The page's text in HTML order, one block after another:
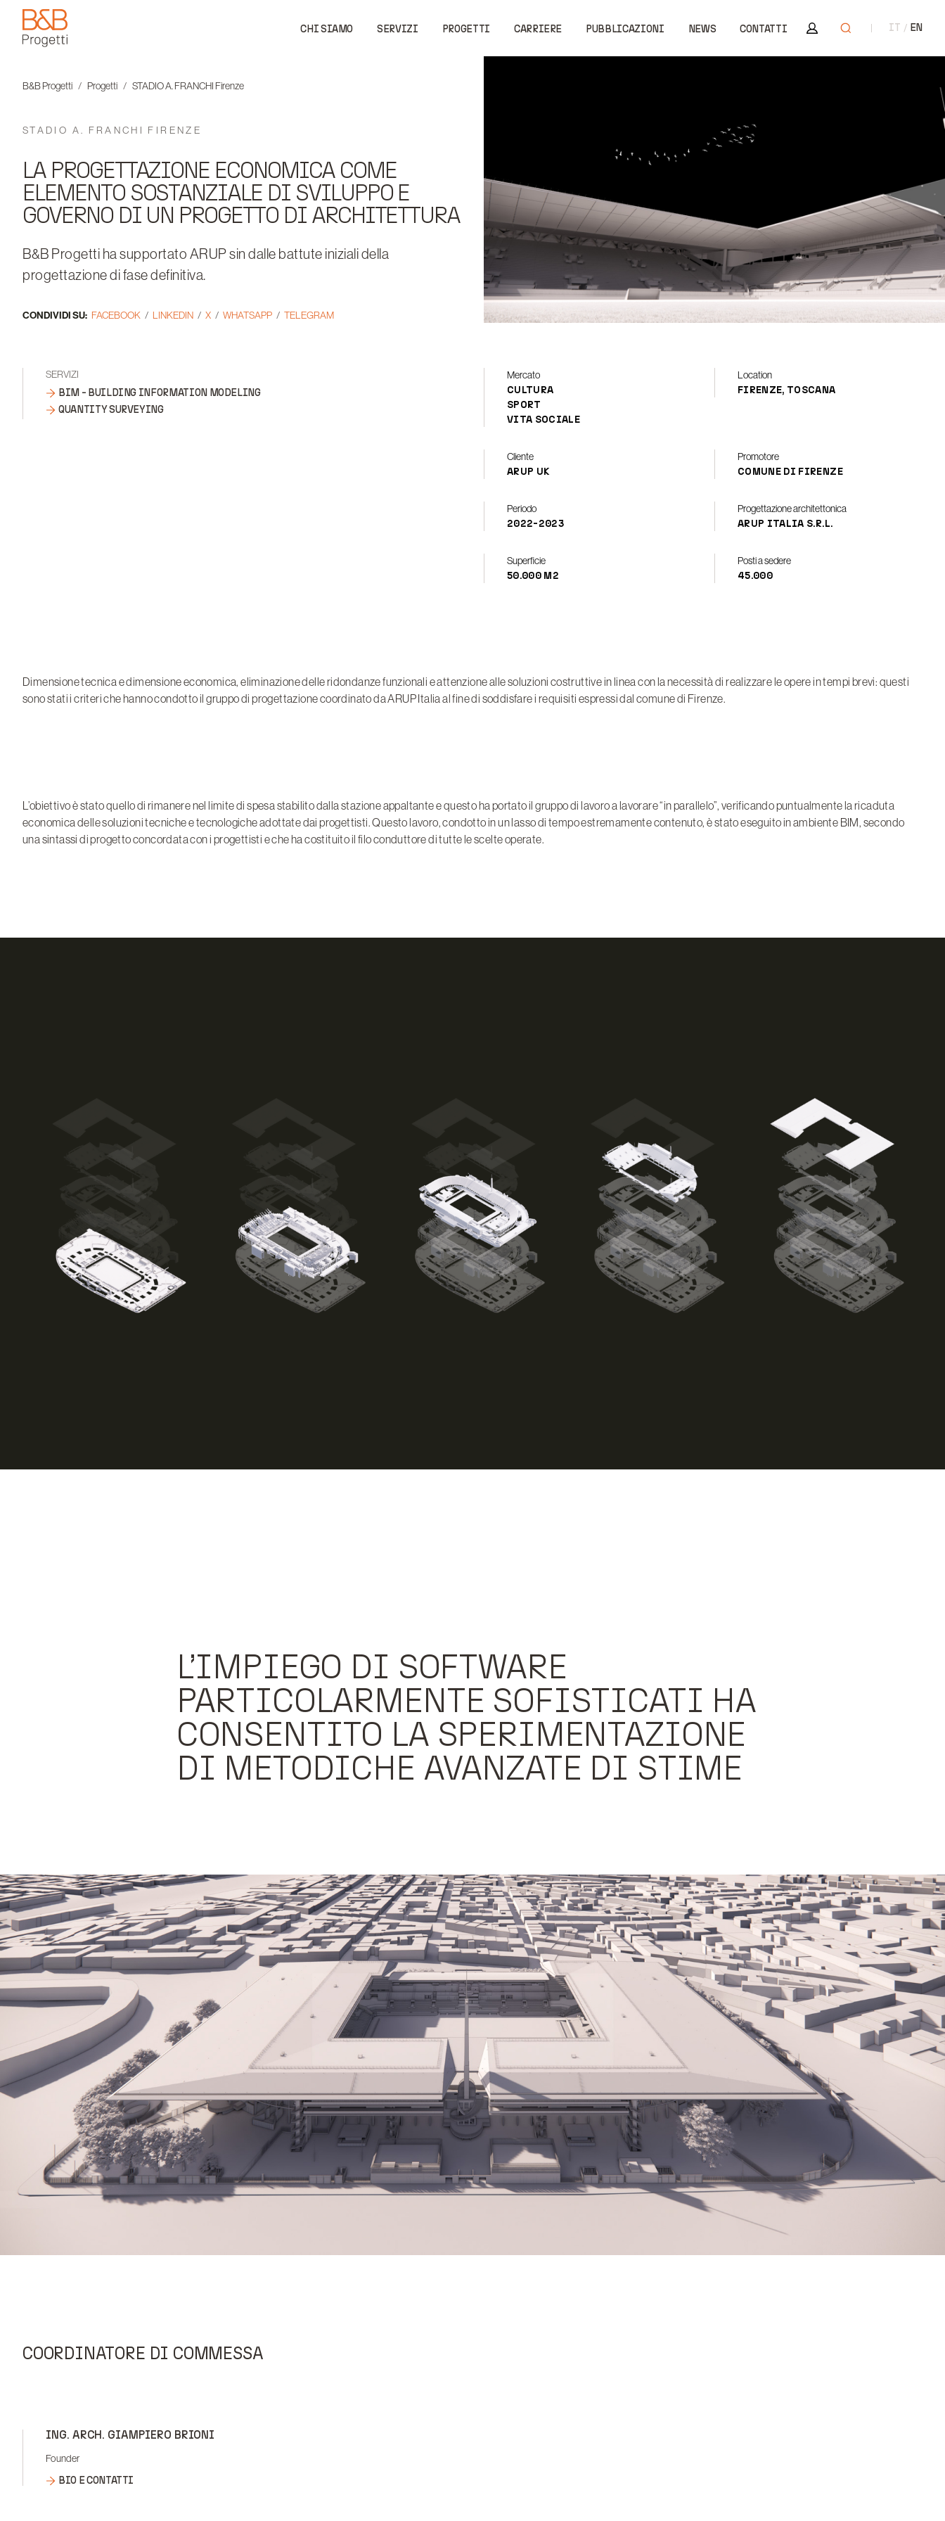
B&B Progetti
CHI SIAMO SERVIZI PROGETTI CARRIERE PUBBLICAZIONI NEWS CONTATTI Area riservata IT EN
Apri ricerca
B&B Progetti Progetti STADIO A. FRANCHI Firenze
STADIO A. FRANCHI FIRENZE
LA PROGETTAZIONE ECONOMICA COME
ELEMENTO SOSTANZIALE DI SVILUPPO E
GOVERNO DI UN PROGETTO DI ARCHITETTURA
B&B Progetti ha supportato ARUP sin dalle battute iniziali della
progettazione di fase definitiva.
CONDIVIDI SU: FACEBOOK LINKEDIN X WHATSAPP TELEGRAM
SERVIZI
BIM - BUILDING INFORMATION MODELING
QUANTITY SURVEYING
Mercato
CULTURA
SPORT
VITA SOCIALE
Location
FIRENZE, TOSCANA
Cliente
ARUP UK
Promotore
COMUNE DI FIRENZE
Periodo
2022-2023
Progettazione architettonica
ARUP ITALIA S.R.L.
Superficie
50.000 M2
Posti a sedere
45.000
Dimensione tecnica e dimensione economica, eliminazione delle ridondanze funzionali e attenzione alle soluzioni costruttive in linea con la necessità di realizzare le opere in tempi brevi: questi
sono stati i criteri che hanno condotto il gruppo di progettazione coordinato da ARUP Italia al fine di soddisfare i requisiti espressi dal comune di Firenze.
L’obiettivo è stato quello di rimanere nel limite di spesa stabilito dalla stazione appaltante e questo ha portato il gruppo di lavoro a lavorare “in parallelo”, verificando puntualmente la ricaduta
economica delle soluzioni tecniche e tecnologiche adottate dai progettisti. Questo lavoro, condotto in un lasso di tempo estremamente contenuto, è stato eseguito in ambiente BIM, secondo
una sintassi di progetto concordata con i progettisti e che ha costituito il filo conduttore di tutte le scelte operate.
L’IMPIEGO DI SOFTWARE
PARTICOLARMENTE SOFISTICATI HA
CONSENTITO LA SPERIMENTAZIONE
DI METODICHE AVANZATE DI STIME
COORDINATORE DI COMMESSA
ING. ARCH. GIAMPIERO BRIONI
Founder
BIO E CONTATTI